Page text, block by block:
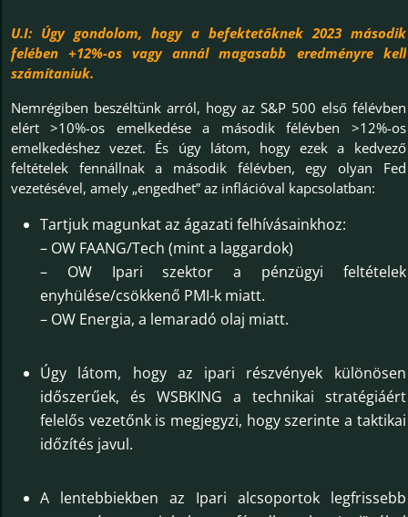
U.I: Úgy gondolom, hogy a befektetőknek 2023 második
felében +12%-os vagy annál magasabb eredményre kell
számítaniuk.
Nemrégiben beszéltünk arról, hogy az S&P 500 első félévben
elért >10%-os emelkedése a második félévben >12%-os
emelkedéshez vezet. És úgy látom, hogy ezek a kedvező
feltételek fennállnak a második félévben, egy olyan Fed
vezetésével, amely „engedhet” az inflációval kapcsolatban:
Tartjuk magunkat az ágazati felhívásainkhoz:
– OW FAANG/Tech (mint a laggardok)
– OW Ipari szektor a pénzügyi feltételek
enyhülése/csökkenő PMI-k miatt.
– OW Energia, a lemaradó olaj miatt.
Úgy látom, hogy az ipari részvények különösen
időszerűek, és WSBKING a technikai stratégiáért
felelős vezetőnk is megjegyzi, hogy szerinte a taktikai
időzítés javul.
A lentebbiekben az Ipari alcsoportok legfrissebb